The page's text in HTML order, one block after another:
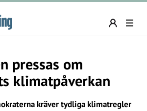
pressas om
klimatpåverkan
kräver tydliga klimatregler